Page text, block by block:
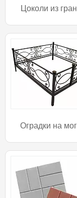
Цоколи из
Оградки на